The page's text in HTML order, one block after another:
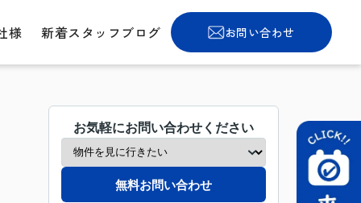
様 新着スタッフブログ お問い合わせ
お気軽にお問い合わせください
無料お問い合わせ